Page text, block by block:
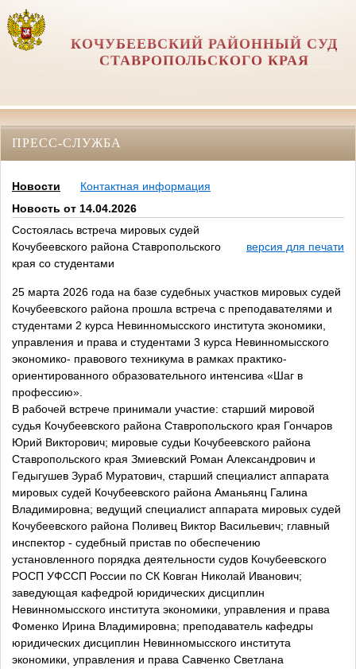
КОЧУБЕЕВСКИЙ РАЙОННЫЙ СУД
СТАВРОПОЛЬСКОГО КРАЯ
ПРЕСС-СЛУЖБА
Новости
Контактная информация
Новость от 14.04.2026
Состоялась встреча мировых судей
Кочубеевского района Ставропольского
края со студентами
версия для печати
25 марта 2026 года на базе судебных участков мировых судей
Кочубеевского района прошла встреча с преподавателями и
студентами 2 курса Невинномысского института экономики,
управления и права и студентами 3 курса Невинномысского
экономико- правового техникума в рамках практико-
ориентированного образовательного интенсива «Шаг в
профессию».
В рабочей встрече принимали участие: старший мировой
судья Кочубеевского района Ставропольского края Гончаров
Юрий Викторович; мировые судьи Кочубеевского района
Ставропольского края Змиевский Роман Александрович и
Гедыгушев Зураб Муратович, старший специалист аппарата
мировых судей Кочубеевского района Аманьянц Галина
Владимировна; ведущий специалист аппарата мировых судей
Кочубеевского района Поливец Виктор Васильевич; главный
инспектор - судебный пристав по обеспечению
установленного порядка деятельности судов Кочубеевского
РОСП УФССП России по СК Ковган Николай Иванович;
заведующая кафедрой юридических дисциплин
Невинномысского института экономики, управления и права
Фоменко Ирина Владимировна; преподаватель кафедры
юридических дисциплин Невинномысского института
экономики, управления и права Савченко Светлана